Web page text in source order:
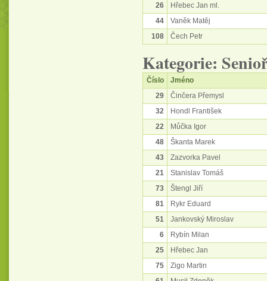
26
Hřebec Jan ml.
44
Vaněk Matěj
108
Čech Petr
Kategorie:
Číslo
Jméno
29
Činčera Přemysl
32
Hondl František
22
Můčka Igor
48
Škanta Marek
43
Zazvorka Pavel
21
Stanislav Tomáš
73
Štengl Jiří
81
Rykr Eduard
51
Jankovský Miroslav
6
Rybín Milan
25
Hřebec Jan
75
Zigo Martin